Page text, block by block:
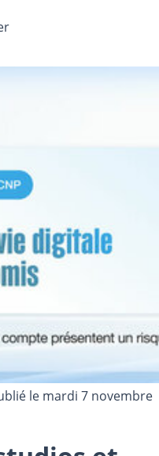
le mardi 7 novembre